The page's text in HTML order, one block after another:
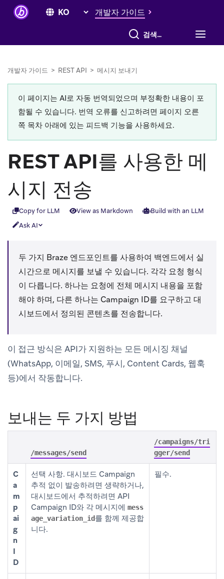
개발자 가이드
전체 검색
개발자 가이드 > REST API > 메시지 보내기
이 페이지는 AI로 자동 번역되었으며 부정확한 내용이 포
함될 수 있습니다. 번역 오류를 신고하려면 페이지 오른
쪽 목차 아래에 있는 피드백 기능을 사용하세요.
REST API를 사용한 메
시지 전송
Copy for LLM View as Markdown
Build with an LLM
Ask AI
두 가지 Braze 엔드포인트를 사용하여 백엔드에서 실
시간으로 메시지를 보낼 수 있습니다. 각각 요청 형식
이 다릅니다. 하나는 요청에 전체 메시지 내용을 포함
해야 하며, 다른 하나는 Campaign ID를 요구하고 대
시보드에서 정의된 콘텐츠를 전송합니다.
이 접근 방식은 API가 지원하는 모든 메시징 채널
(WhatsApp, 이메일, SMS, 푸시, Content Cards, 웹훅
등)에서 작동합니다.
보내는 두 가지 방법
/messages/send
/campaigns/tri
gger/send
C
a
m
p
ai
g
n
I
D
선택 사항. 대시보드 Campaign
추적 없이 발송하려면 생략하거나,
대시보드에서 추적하려면 API
Campaign ID와 각 메시지에 mess
age_variation_id를 함께 제공합
니다.
필수.